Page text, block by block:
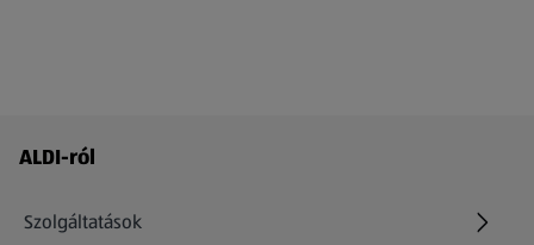
Láblécmenü - további linkek
ALDI-ról
Szolgáltatások